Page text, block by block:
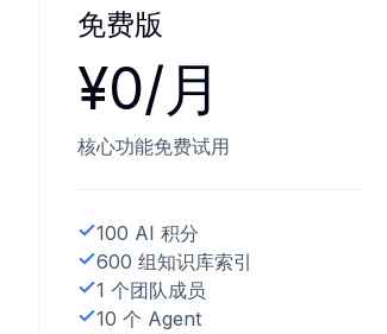
免费版
¥0/月
核心功能免费试用
100 AI 积分
600 组知识库索引
1 个团队成员
10 个 Agent